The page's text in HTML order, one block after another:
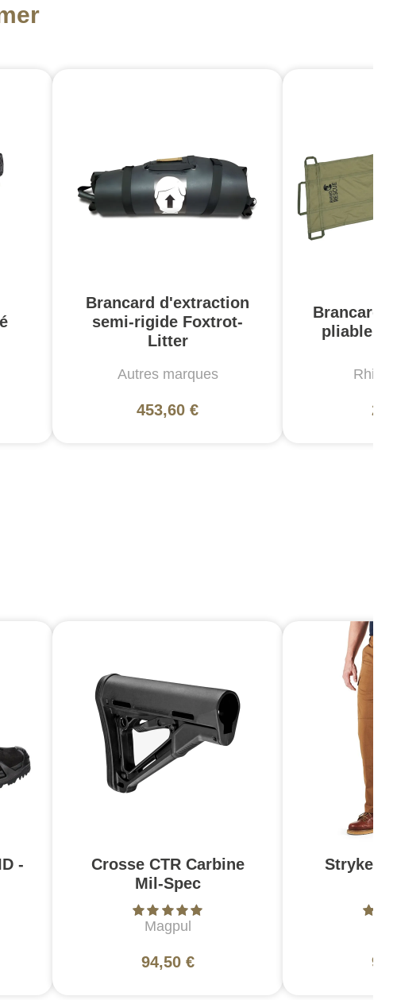
Brancard d'extraction
semi-rigide Foxtrot-
Litter
Autres marques
453,60 €
Brancard
pliable
Rhino
-
Crosse CTR Carbine
Mil-Spec
Magpul
94,50 €
Stryke